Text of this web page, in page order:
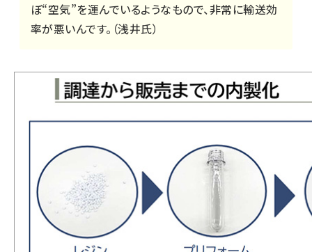
ぼ“空気”を運んでいるようなもので、非常に輸送効
率が悪いんです。（浅井氏）